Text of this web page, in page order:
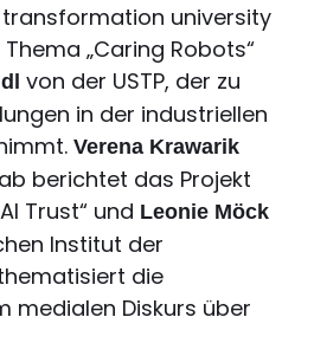
university
„Caring Robots“
von der USTP, der zu
in der industriellen
Verena Krawarik
berichtet das Projekt
Trust“ und Leonie Möck
Institut der
die
medialen Diskurs über